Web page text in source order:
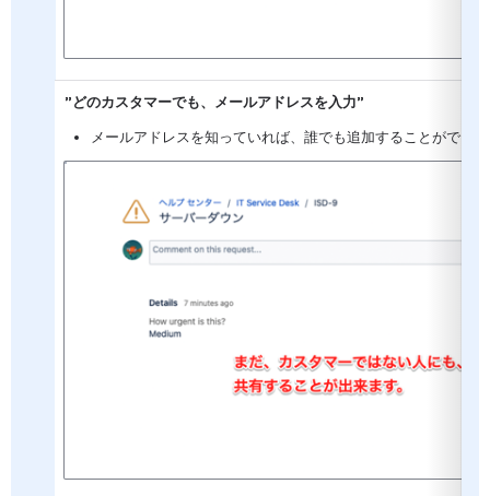
”どのカスタマーでも、メールアドレスを入力”
メールアドレスを知っていれば、誰でも追加することができ